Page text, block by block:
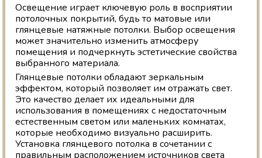
Освещение играет ключевую роль в восприятии
потолочных покрытий, будь то матовые или
глянцевые натяжные потолки. Выбор освещения
может значительно изменить атмосферу
помещения и подчеркнуть эстетические свойства
выбранного материала.
Глянцевые потолки обладают зеркальным
эффектом, который позволяет им отражать свет.
Это качество делает их идеальными для
использования в помещениях с недостаточным
естественным светом или маленьких комнатах,
которые необходимо визуально расширить.
Установка глянцевого потолка в сочетании с
правильным расположением источников света